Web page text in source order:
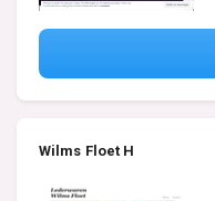
Wilms Floet H